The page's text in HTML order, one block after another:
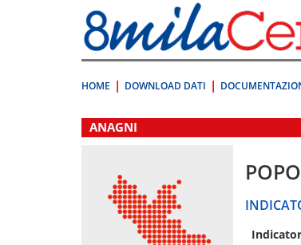
direttamente
a:
Contenuto
HOME DOWNLOAD DATI
.
ANAGNI